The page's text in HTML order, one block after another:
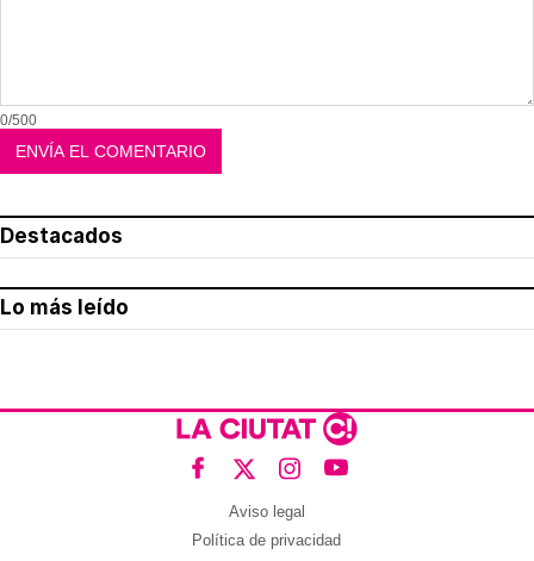
0/500
Destacados
Lo más leído
Aviso legal
Política de privacidad